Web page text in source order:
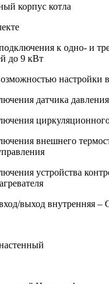
корпус котла
к одно- и
до 9 кВт
настройки
датчика
внешнего
устройства
выход внутренняя –